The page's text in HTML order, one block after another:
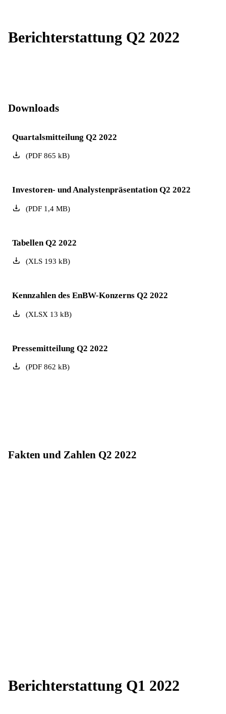
Berichterstattung Q2 2022
Downloads
Quartalsmitteilung Q2 2022
(PDF865 kB)
Investoren- und Analystenpräsentation Q2 2022
(PDF1,4 MB)
Tabellen Q2 2022
(XLS193 kB)
Kennzahlen des EnBW-Konzerns Q2 2022
(XLSX 13 kB)
Pressemitteilung Q2 2022
(PDF862 kB)
Fakten und Zahlen Q2 2022
Berichterstattung Q1 2022